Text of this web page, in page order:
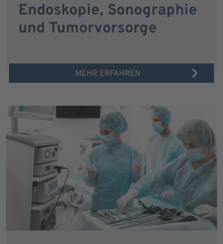
Endoskopie, Sonographie
und Tumorvorsorge
MEHR ERFAHREN